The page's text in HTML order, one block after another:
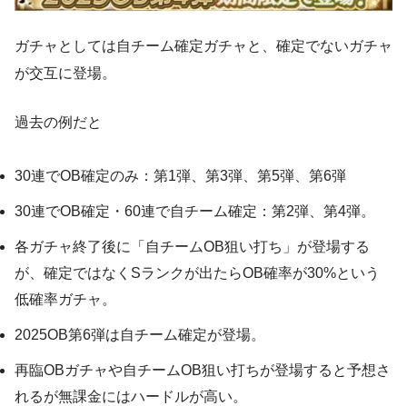
ガチャとしては自チーム確定ガチャと、確定でないガチャ
が交互に登場。
過去の例だと
30連でOB確定のみ：第1弾、第3弾、第5弾、第6弾
30連でOB確定・60連で自チーム確定：第2弾、第4弾。
各ガチャ終了後に「自チームOB狙い打ち」が登場する
が、確定ではなくSランクが出たらOB確率が30%という
低確率ガチャ。
2025OB第6弾は自チーム確定が登場。
再臨OBガチャや自チームOB狙い打ちが登場すると予想さ
れるが無課金にはハードルが高い。